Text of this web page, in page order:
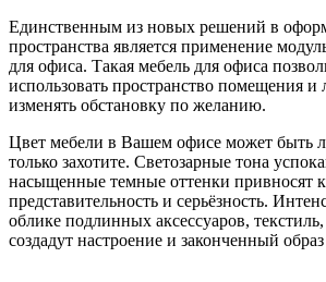
Единственным из новых решений в
пространства является применение
для офиса. Такая мебель для офиса
использовать пространство помещения и
изменять обстановку по желанию.
Цвет мебели в Вашем офисе может быть
только захотите. Светозарные тона
насыщенные темные оттенки привносят
представительность и серьёзность.
облике подлинных аксессуаров, текстиль,
создадут настроение и законченный